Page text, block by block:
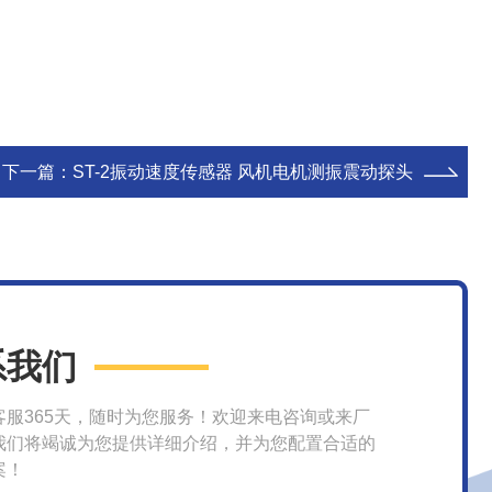
下一篇： ST-2振动速度传感器 风机电机测振震动探头
们
服365天，随时为您服务！欢迎来电咨询或来厂
们将竭诚为您提供详细介绍，并为您配置合适的